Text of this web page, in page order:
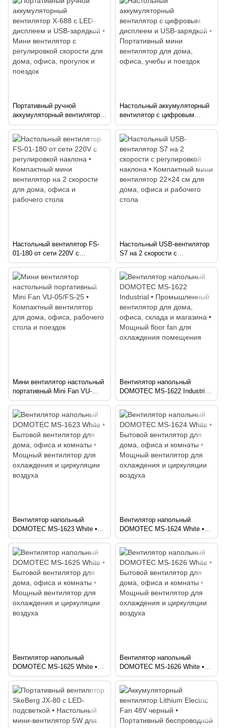
прогулок и поездок
прогулок и поездок
Портативный ручной
аккумуляторный вентилятор
X-688 с LED-дисплеем и USB-
зарядкой • Мини вентилятор с
регулировкой скорости для
дома, офиса, прогулок и
поездок
Настольный аккумуляторный
вентилятор с цифровым
дисплеем и USB-зарядкой •
Портативный мини вентилятор
для дома, офиса, учебы и
поездок
Настольный вентилятор FS-
01-180 от сети 220V с
регулировкой наклона •
Компактный мини вентилятор
на 2 скорости для дома,
офиса и рабочего стола
Настольный USB-вентилятор
S7 на 2 скорости с
регулировкой наклона •
Компактный мини вентилятор
22×24 см для дома, офиса и
рабочего стола
Мини вентилятор настольный
портативный Mini Fan VU-
05/FS-25 • Компактный
вентилятор для дома, офиса,
рабочего стола и поездок
Вентилятор напольный
DOMOTEC MS-1622 Industrial
• Промышленный вентилятор
для дома, офиса, склада и
магазина • Мощный floor fan
для охлаждения помещения
Вентилятор напольный
DOMOTEC MS-1623 White •
Бытовой вентилятор для
дома, офиса и комнаты •
Мощный вентилятор для
охлаждения и циркуляции
воздуха
Вентилятор напольный
DOMOTEC MS-1624 White •
Бытовой вентилятор для
дома, офиса и комнаты •
Мощный вентилятор для
охлаждения и циркуляции
воздуха
Вентилятор напольный
DOMOTEC MS-1625 White •
Бытовой вентилятор для
дома, офиса и комнаты •
Мощный вентилятор для
охлаждения и циркуляции
воздуха
Вентилятор напольный
DOMOTEC MS-1626 White •
Бытовой вентилятор для
дома, офиса и комнаты •
Мощный вентилятор для
охлаждения и циркуляции
воздуха